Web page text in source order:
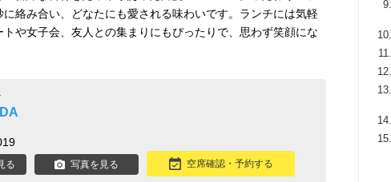
絡み合い、どなたにも愛される味わいです。ランチには気軽
や女子会、友人との集まりにもぴったりで、思わず笑顔にな
る 写真を見る 空席確認・予約する